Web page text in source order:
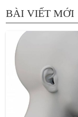
BÀI VIẾT MỚI